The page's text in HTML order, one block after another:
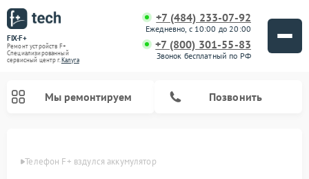
FIX-F+
Ремонт устройств F+
Специализированный
cервисный центр г.Калуга
+7 (484) 233-07-92
Ежедневно, с 10:00 до 20:00
+7 (800) 301-55-83
Звонок бесплатный по РФ
Мы ремонтируем Позвонить
Телефон F+ вздулся аккумулятор